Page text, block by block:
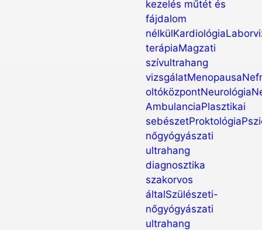
kezelés műtét és
fájdalom
nélkülKardiológia
terápiaMagzati
szívultrahang
vizsgálatMenopausa
oltóközpontNeurológia
AmbulanciaPlasztikai
sebészetProktológia
nőgyógyászati
ultrahang
diagnosztika
szakorvos
általSzülészeti-
nőgyógyászati
ultrahang